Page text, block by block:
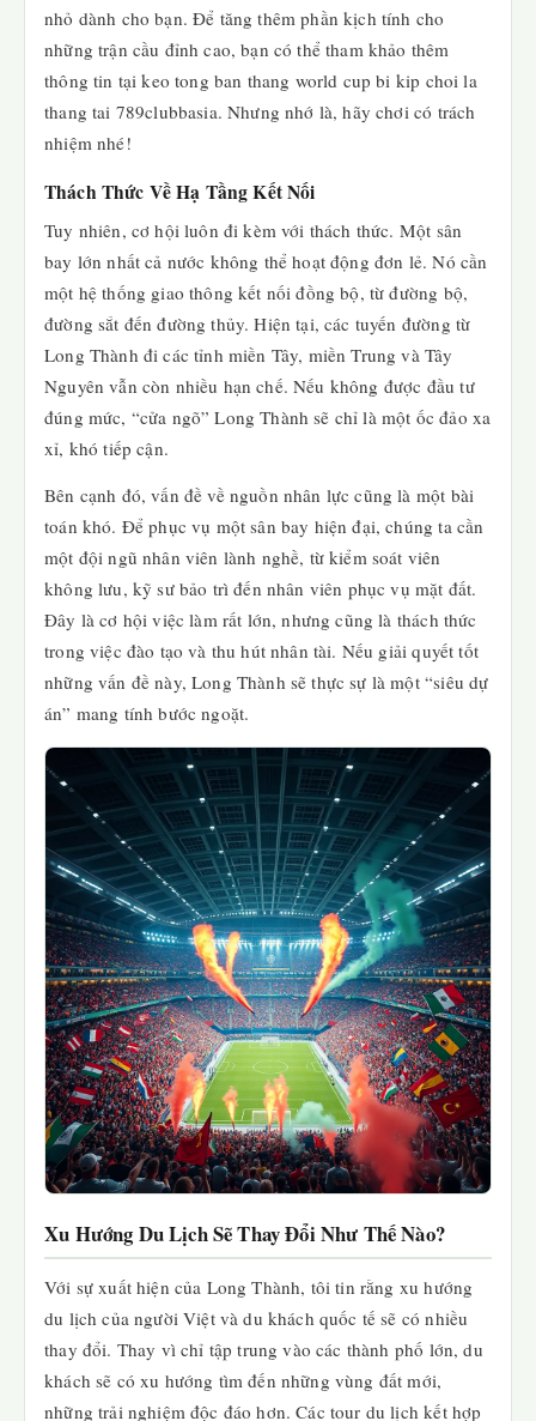
nhỏ dành cho bạn. Để tăng thêm phần kịch tính cho
những trận cầu đỉnh cao, bạn có thể tham khảo thêm
thông tin tại keo tong ban thang world cup bi kip choi la
thang tai 789clubbasia. Nhưng nhớ là, hãy chơi có trách
nhiệm nhé!
Thách Thức Về Hạ Tầng Kết Nối
Tuy nhiên, cơ hội luôn đi kèm với thách thức. Một sân
bay lớn nhất cả nước không thể hoạt động đơn lẻ. Nó cần
một hệ thống giao thông kết nối đồng bộ, từ đường bộ,
đường sắt đến đường thủy. Hiện tại, các tuyến đường từ
Long Thành đi các tỉnh miền Tây, miền Trung và Tây
Nguyên vẫn còn nhiều hạn chế. Nếu không được đầu tư
đúng mức, “cửa ngõ” Long Thành sẽ chỉ là một ốc đảo xa
xỉ, khó tiếp cận.
Bên cạnh đó, vấn đề về nguồn nhân lực cũng là một bài
toán khó. Để phục vụ một sân bay hiện đại, chúng ta cần
một đội ngũ nhân viên lành nghề, từ kiểm soát viên
không lưu, kỹ sư bảo trì đến nhân viên phục vụ mặt đất.
Đây là cơ hội việc làm rất lớn, nhưng cũng là thách thức
trong việc đào tạo và thu hút nhân tài. Nếu giải quyết tốt
những vấn đề này, Long Thành sẽ thực sự là một “siêu dự
án” mang tính bước ngoặt.
Xu Hướng Du Lịch Sẽ Thay Đổi Như Thế Nào?
Với sự xuất hiện của Long Thành, tôi tin rằng xu hướng
du lịch của người Việt và du khách quốc tế sẽ có nhiều
thay đổi. Thay vì chỉ tập trung vào các thành phố lớn, du
khách sẽ có xu hướng tìm đến những vùng đất mới,
những trải nghiệm độc đáo hơn. Các tour du lịch kết hợp